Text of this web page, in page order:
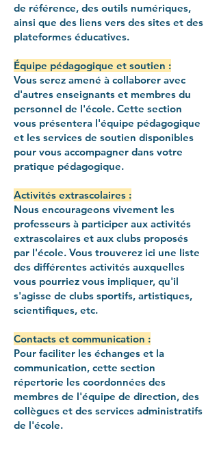
de référence, des outils numériques,
ainsi que des liens vers des sites et des
plateformes éducatives.
Équipe pédagogique et soutien :
Vous serez amené à collaborer avec
d'autres enseignants et membres du
personnel de l'école. Cette section
vous présentera l'équipe pédagogique
et les services de soutien disponibles
pour vous accompagner dans votre
pratique pédagogique.
Activités extrascolaires :
Nous encourageons vivement les
professeurs à participer aux activités
extrascolaires et aux clubs proposés
par l'école. Vous trouverez ici une liste
des différentes activités auxquelles
vous pourriez vous impliquer, qu'il
s'agisse de clubs sportifs, artistiques,
scientifiques, etc.
Contacts et communication :
Pour faciliter les échanges et la
communication, cette section
répertorie les coordonnées des
membres de l'équipe de direction, des
collègues et des services administratifs
de l'école.